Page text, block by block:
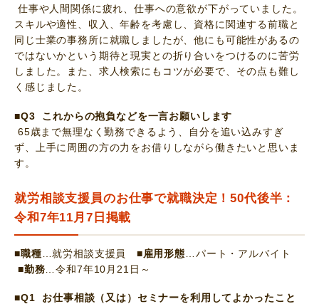
仕事や人間関係に疲れ、仕事への意欲が下がっていました。
スキルや適性、収入、年齢を考慮し、資格に関連する前職と
同じ士業の事務所に就職しましたが、他にも可能性があるの
ではないかという期待と現実との折り合いをつけるのに苦労
しました。また、求人検索にもコツが必要で、その点も難し
く感じました。
■Q3 これからの抱負などを一言お願いします
65歳まで無理なく勤務できるよう、自分を追い込みすぎ
ず、上手に周囲の方の力をお借りしながら働きたいと思いま
す。
就労相談支援員のお仕事で就職決定！50代後半：
令和7年11月7日掲載
■職種 …就労相談支援員 ■雇用形態 …パート・アルバイト
■勤務 …令和7年10月21日～
■Q1 お仕事相談（又は）セミナーを利用してよかったこと